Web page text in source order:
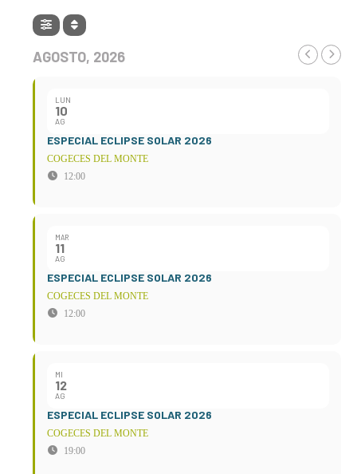
AGOSTO, 2026
LUN
10
AG
ESPECIAL ECLIPSE SOLAR 2026
COGECES DEL MONTE
12:00
MAR
11
AG
ESPECIAL ECLIPSE SOLAR 2026
COGECES DEL MONTE
12:00
MI
12
AG
ESPECIAL ECLIPSE SOLAR 2026
COGECES DEL MONTE
19:00